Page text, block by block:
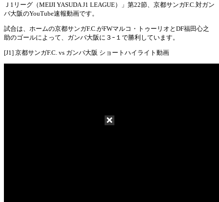
Ｊ1リーグ（MEIJI YASUDA J1 LEAGUE）」第22節、京都サンガF.C.対ガン
バ大阪のYouTube速報動画です。
試合は、ホームの京都サンガF.C.がFWマルコ・トゥーリオとDF福田心之
助のゴールによって、ガンバ大阪に３ｰ１で勝利しています。
[J1] 京都サンガF.C. vs ガンバ大阪 ショートハイライト動画